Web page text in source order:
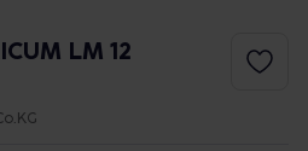
LM 12